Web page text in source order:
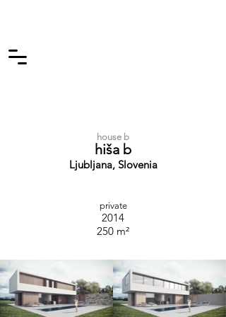
house b
hiša b
Ljubljana, Slovenia
private
2014
250 m²